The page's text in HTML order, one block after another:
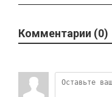
Комментарии (0)